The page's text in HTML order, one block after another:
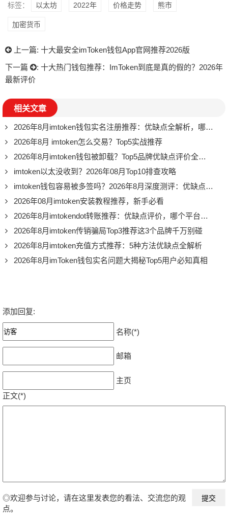
标签： 以太坊 2022年 价格走势 熊市
加密货币
上一篇: 十大最安全imToken钱包App官网推荐2026版
下一篇
: 十大热门钱包推荐：ImToken到底是真的假的？2026年
最新评价
相关文章
2026年8月imtoken钱包实名注册推荐：优缺点全解析，哪个平台最靠谱？
2026年8月 imtoken怎么交易？Top5实战推荐
2026年8月imtoken钱包被卸载？Top5品牌优缺点评价全解析
imtoken以太没收到？2026年08月Top10排查攻略
imtoken钱包容易被多签吗？2026年8月深度测评：优缺点全解析
2026年08月imtoken安装教程推荐，新手必看
2026年8月imtokendot转账推荐：优缺点评价，哪个平台更强？
2026年8月imtoken传销骗局Top3推荐这3个品牌千万别碰
2026年8月imtoken充值方式推荐：5种方法优缺点全解析
2026年8月imToken钱包实名问题大揭秘Top5用户必知真相
添加回复:
名称(*)
邮箱
主页
正文(*)
◎欢迎参与讨论，请在这里发表您的看法、交流您的观
点。